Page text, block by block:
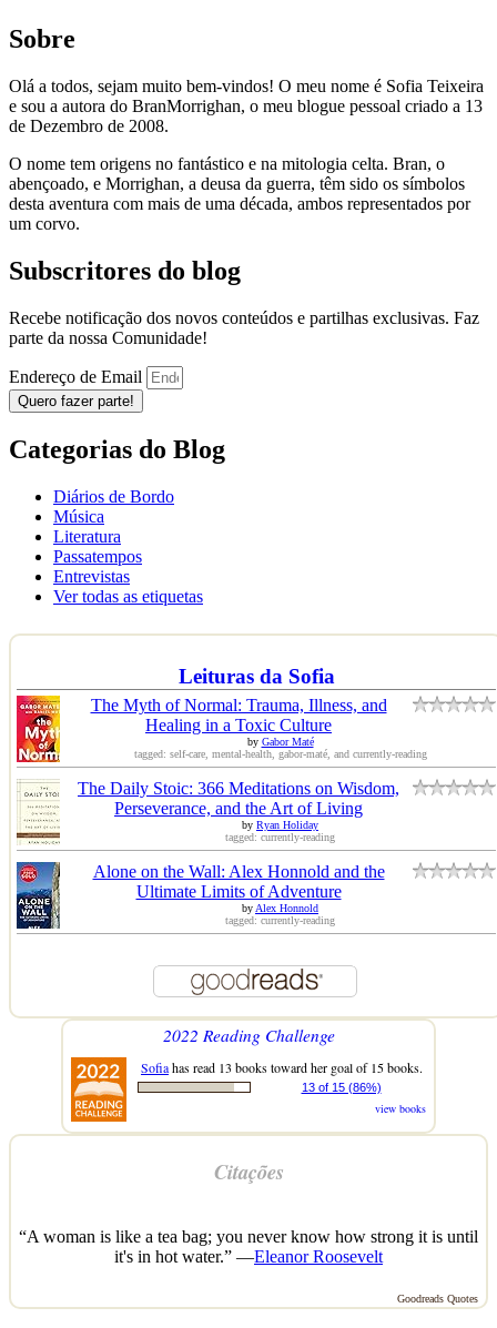
Sobre
Olá a todos, sejam muito bem-vindos! O meu nome é Sofia Teixeira
e sou a autora do BranMorrighan, o meu blogue pessoal criado a 13
de Dezembro de 2008.
O nome tem origens no fantástico e na mitologia celta. Bran, o
abençoado, e Morrighan, a deusa da guerra, têm sido os símbolos
desta aventura com mais de uma década, ambos representados por
um corvo.
Subscritores do blog
Recebe notificação dos novos conteúdos e partilhas exclusivas. Faz
parte da nossa Comunidade!
Endereço de Email
Quero fazer parte!
Categorias do Blog
Diários de Bordo
Música
Literatura
Passatempos
Entrevistas
Ver todas as etiquetas
Leituras da Sofia
The Myth of Normal: Trauma, Illness, and
Healing in a Toxic Culture
by Gabor Maté
tagged: self-care, mental-health, gabor-maté, and currently-reading
The Daily Stoic: 366 Meditations on Wisdom,
Perseverance, and the Art of Living
by Ryan Holiday
tagged: currently-reading
Alone on the Wall: Alex Honnold and the
Ultimate Limits of Adventure
byAlex Honnold
tagged: currently-reading
2022 Reading Challenge
Sofiahas read 13 books toward her goal of 15 books.
13 of 15 (86%)
view books
Citações
“A woman is like a tea bag; you never know how strong it is until
it's in hot water.” —Eleanor Roosevelt
Goodreads Quotes